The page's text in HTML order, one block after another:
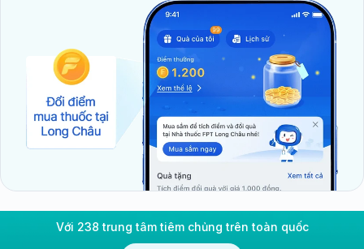
Với 238 trung tâm tiêm chủng trên toàn quốc